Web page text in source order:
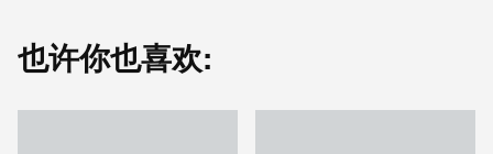
也许你也喜欢: